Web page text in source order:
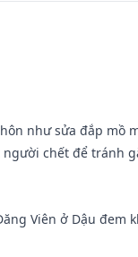
như sửa đắp mồ
chết để tránh
Viên ở Dậu đem